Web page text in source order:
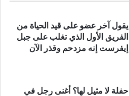
يقول آخر عضو على قيد الحياة من
الفريق الأول الذي تغلب على جبل
إيفرست إنه مزدحم وقذر الآن
حفلة لا مثيل لها؟ أغنى رجل في